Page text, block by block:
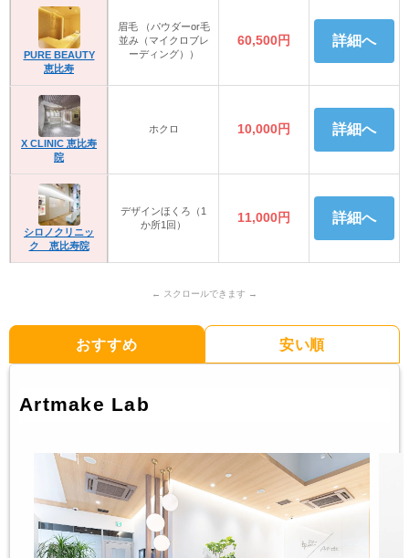
PURE BEAUTY
恵比寿
眉毛 （パウダーor毛
並み（マイクロブレ
ーディング））
60,500円 詳細へ
X CLINIC 恵比寿
院
ホクロ 10,000円 詳細へ
シロノクリニッ
ク 恵比寿院
デザインほくろ（1
か所1回）
11,000円 詳細へ
おすすめ 安い順
Artmake Lab